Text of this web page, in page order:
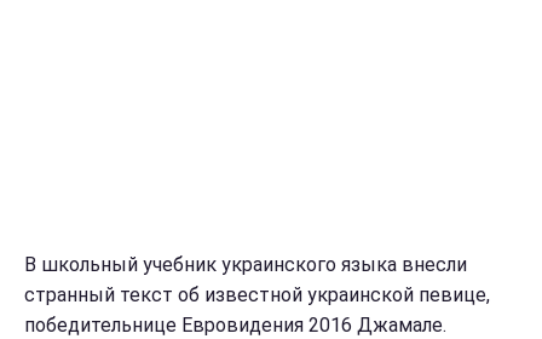
В школьный учебник украинского языка внесли
странный текст об известной украинской певице,
победительнице Евровидения 2016 Джамале.